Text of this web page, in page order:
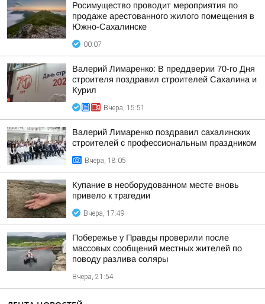
Росимущество проводит мероприятия по
продаже арестованного жилого помещения в
Южно-Сахалинске
00:07
Валерий Лимаренко: В преддверии 70-го Дня
строителя поздравил строителей Сахалина и
Курил
Вчера, 15:51
Валерий Лимаренко поздравил сахалинских
строителей с профессиональным праздником
Вчера, 18:05
Купание в необорудованном месте вновь
привело к трагедии
Вчера, 17:49
Побережье у Правды проверили после
массовых сообщений местных жителей по
поводу разлива соляры
Вчера, 21:54